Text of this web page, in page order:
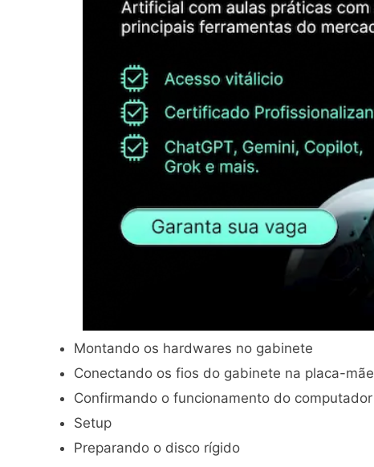
Montando os hardwares no gabinete
Conectando os fios do gabinete na placa-mãe
Confirmando o funcionamento do computador
Setup
Preparando o disco rígido